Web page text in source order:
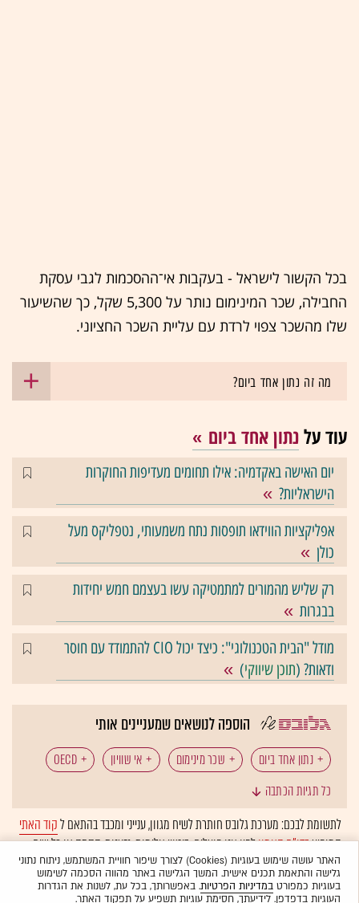
בכל הקשור לישראל - בעקבות אי־ההסכמות לגבי עסקת
החבילה, שכר המינימום נותר על 5,300 שקל, כך שהשיעור
שלו מהשכר צפוי לרדת עם עליית השכר החציוני.
מה זה נתון אחד ביום?
עוד עלנתון אחד ביום
יום האישה באקדמיה: אילו תחומים מעדיפות החוקרות
הישראליות?
אפליקציות הווידאו תופסות נתח משמעותי, נטפליקס מעל
כולן
רק שליש מהמורים למתמטיקה עשו בעצמם חמש יחידות
בבגרות
מודל "הבית הטכנולוגי": כיצד יכול CIO להתמודד עם חוסר
ודאות? (תוכן שיווקי)
הוספה לנושאים שמעניינים אותי
נתון אחד ביום שכר מינימום אי שוויון
OECD
כל תגיות הכתבה
לתשומת לבכם: מערכת גלובס חותרת לשיח מגוון, ענייני ומכבד בהתאם לקוד האתי
המופיעבדו"ח האמוןלפיו אנו פועלים. ביטויי אלימות, גזענות, הסתה או כל שיח
בלתי הולם אחר מסוננים בצורהאוטומטיתולא יפורסמו באתר.
האתר עושה שימוש בעוגיות (Cookies) לצורך שיפור חוויית המשתמש, ניתוח נתוני
גלישה והתאמת תכנים אישית. המשך הגלישה באתר מהווה הסכמה לשימוש
בעוגיות כמפורטבמדיניות הפרטיות. באפשרותך, בכל עת, לשנות את הגדרות
העוגיות בדפדפן. לידיעתך, חסימת עוגיות תשפיע על תפקוד האתר.